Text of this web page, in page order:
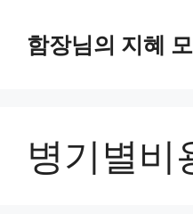
함장님의 지혜
병기별비